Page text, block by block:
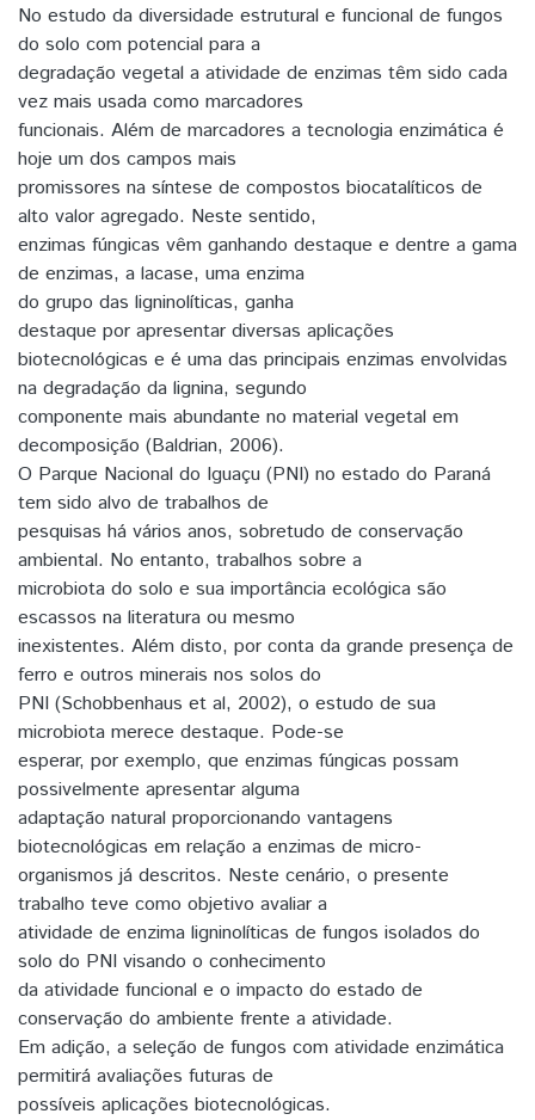
No estudo da diversidade estrutural e funcional de fungos
do solo com potencial para a
degradação vegetal a atividade de enzimas têm sido cada
vez mais usada como marcadores
funcionais. Além de marcadores a tecnologia enzimática é
hoje um dos campos mais
promissores na síntese de compostos biocatalíticos de
alto valor agregado. Neste sentido,
enzimas fúngicas vêm ganhando destaque e dentre a gama
de enzimas, a lacase, uma enzima
do grupo das ligninolíticas, ganha
destaque por apresentar diversas aplicações
biotecnológicas e é uma das principais enzimas envolvidas
na degradação da lignina, segundo
componente mais abundante no material vegetal em
decomposição (Baldrian, 2006).
O Parque Nacional do Iguaçu (PNI) no estado do Paraná
tem sido alvo de trabalhos de
pesquisas há vários anos, sobretudo de conservação
ambiental. No entanto, trabalhos sobre a
microbiota do solo e sua importância ecológica são
escassos na literatura ou mesmo
inexistentes. Além disto, por conta da grande presença de
ferro e outros minerais nos solos do
PNI (Schobbenhaus et al, 2002), o estudo de sua
microbiota merece destaque. Pode-se
esperar, por exemplo, que enzimas fúngicas possam
possivelmente apresentar alguma
adaptação natural proporcionando vantagens
biotecnológicas em relação a enzimas de micro-
organismos já descritos. Neste cenário, o presente
trabalho teve como objetivo avaliar a
atividade de enzima ligninolíticas de fungos isolados do
solo do PNI visando o conhecimento
da atividade funcional e o impacto do estado de
conservação do ambiente frente a atividade.
Em adição, a seleção de fungos com atividade enzimática
permitirá avaliações futuras de
possíveis aplicações biotecnológicas.